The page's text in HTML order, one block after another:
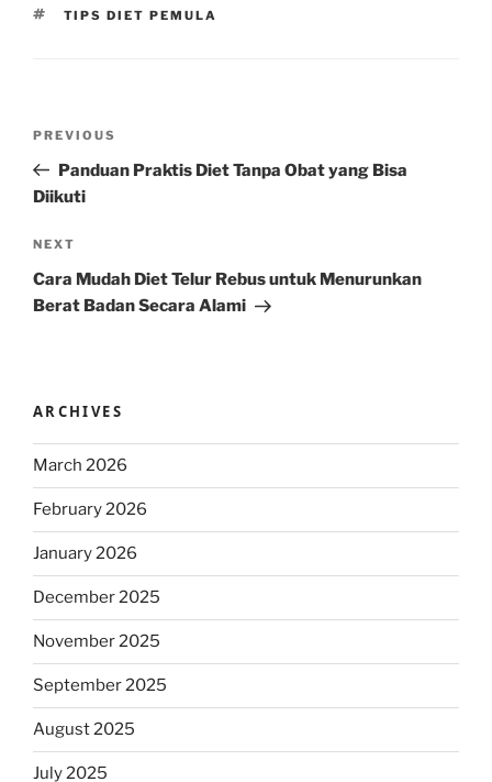
TAGS
TIPS DIET PEMULA
Previous
Post
PREVIOUS
Panduan Praktis Diet Tanpa Obat yang Bisa
Diikuti
Next
Post
NEXT
Cara Mudah Diet Telur Rebus untuk Menurunkan
Berat Badan Secara Alami
ARCHIVES
March 2026
February 2026
January 2026
December 2025
November 2025
September 2025
August 2025
July 2025